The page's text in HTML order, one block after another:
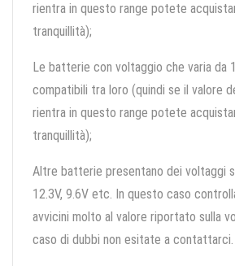
rientra in questo range potete
tranquillità);
Le batterie con voltaggio che varia da
compatibili tra loro (quindi se il valore
rientra in questo range potete
tranquillità);
Altre batterie presentano dei voltaggi
12.3V, 9.6V etc. In questo caso
avvicini molto al valore riportato sulla
caso di dubbi non esitate a contattarci.